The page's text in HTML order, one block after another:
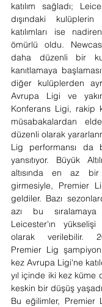
katılım sağladı;
dışındaki
katılımları ise
ömürlü oldu.
daha düzenli bir
kanıtlamaya
diğer kulüplerden
Avrupa Ligi ve
Konferans Ligi, rakip
müsabakalardan
düzenli olarak
Lig performansı da
yansıtıyor. Büyük
altısında en az bir
girmesiyle, Premier
geldiler. Bazı
azı bu
Leicester'ın
olarak verilebilir.
Premier Lig
kez Avrupa Ligi'ne
yıl içinde iki kez küme
keskin bir düşüş
Bu eğilimler, Premier